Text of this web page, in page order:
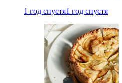
1 год спустя1 год спустя